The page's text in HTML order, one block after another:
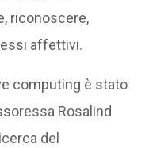
riconoscere,
affettivi.
computing è stato
Rosalind
del